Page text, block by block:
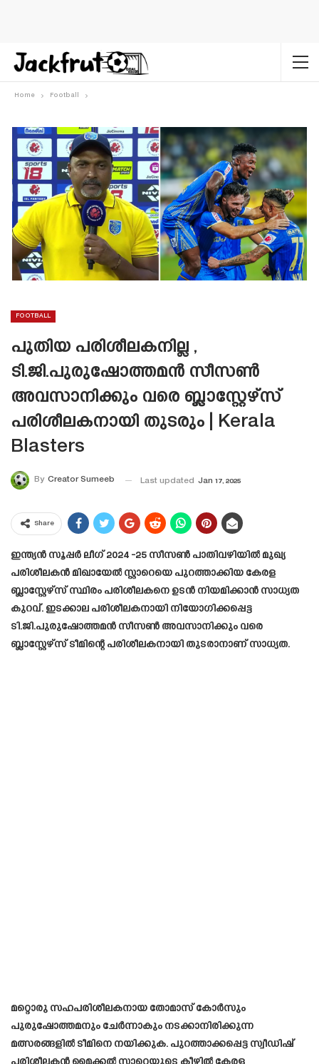
Home Football
FOOTBALL
പുതിയ പരിശീലകനില്ല ,
ടി.ജി.പുരുഷോത്തമൻ സീസൺ
അവസാനിക്കും വരെ ബ്ലാസ്റ്റേഴ്‌സ്
പരിശീലകനായി തുടരും | Kerala
Blasters
By Creator Sumeeb Last updated Jan 17, 2025
Share
ഇന്ത്യൻ സൂപ്പർ ലീഗ് 2024 -25 സീസൺ പാതിവഴിയിൽ മുഖ്യ
പരിശീലകൻ മിഖായേൽ സ്റ്റാറെയെ പുറത്താക്കിയ കേരള
ബ്ലാസ്റ്റേഴ്സ് സ്ഥിരം പരിശീലകനെ ഉടൻ നിയമിക്കാൻ സാധ്യത
കുറവ്. ഇടക്കാല പരിശീലകനായി നിയോഗിക്കപ്പെട്ട
ടി.ജി.പുരുഷോത്തമൻ സീസൺ അവസാനിക്കും വരെ
ബ്ലാസ്റ്റേഴ്‌സ് ടീമിന്റെ പരിശീലകനായി തുടരാനാണ് സാധ്യത.
മറ്റൊരു സഹപരിശീലകനായ തോമാസ് കോർസും
പുരുഷോത്തമനും ചേർന്നാകും നടക്കാനിരിക്കുന്ന
മത്സരങ്ങളിൽ ടീമിനെ നയിക്കുക. പുറത്താക്കപ്പെട്ട സ്വീഡിഷ്